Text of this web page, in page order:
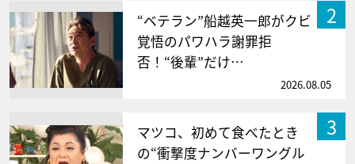
2
“ベテラン”船越英一郎がクビ
覚悟のパワハラ謝罪拒
否！“後輩”だけ…
2026.08.05
3
マツコ、初めて食べたとき
の“衝撃度ナンバーワングル